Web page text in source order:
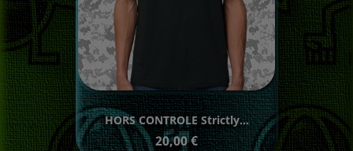
HORS CONTROLE Strictly...
Prix
20,00 €